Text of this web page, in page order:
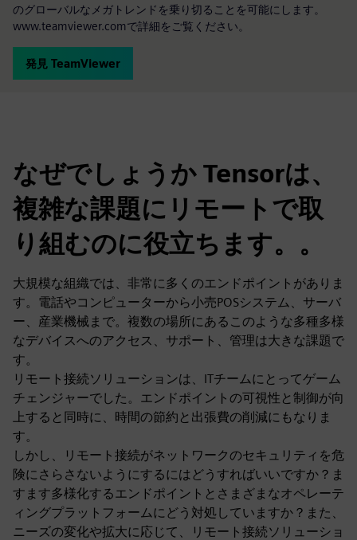
のグローバルなメガトレンドを乗り切ることを可能にします。
www.teamviewer.comで詳細をご覧ください。
発見 TeamViewer
なぜでしょうか Tensorは、
複雑な課題にリモートで取
り組むのに役立ちます。。
大規模な組織では、非常に多くのエンドポイントがありま
す。電話やコンピューターから小売POSシステム、サーバ
ー、産業機械まで。複数の場所にあるこのような多種多様
なデバイスへのアクセス、サポート、管理は大きな課題で
す。
リモート接続ソリューションは、ITチームにとってゲーム
チェンジャーでした。エンドポイントの可視性と制御が向
上すると同時に、時間の節約と出張費の削減にもなりま
す。
しかし、リモート接続がネットワークのセキュリティを危
険にさらさないようにするにはどうすればいいですか？ま
すます多様化するエンドポイントとさまざまなオペレーテ
ィングプラットフォームにどう対処していますか？また、
ニーズの変化や拡大に応じて、リモート接続ソリューショ